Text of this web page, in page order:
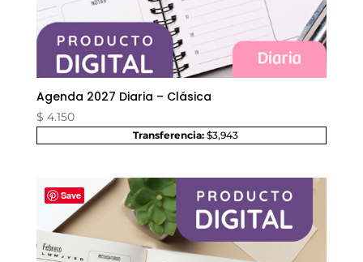
Agenda 2027 Diaria – Clásica
$ 4.150
Transferencia: $3,943
Save